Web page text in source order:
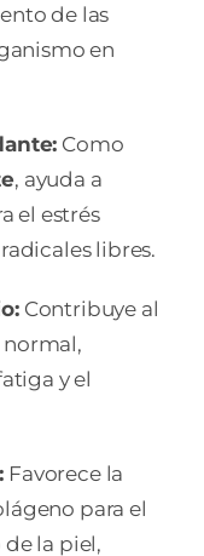
de las
en
Como
, ayuda a
el estrés
libres.
Contribuye al
y el
Favorece la
para el
la piel,